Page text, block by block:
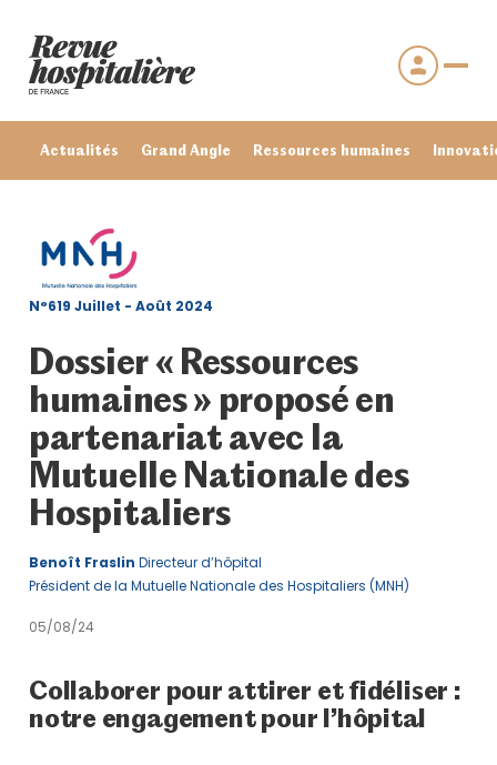
Actualités Grand Angle Ressources humaines
Se connecter
Mot de passe oublié ?
N°619 Juillet - Août 2024
Dossier « Ressources
humaines » proposé en
partenariat avec la
Mutuelle Nationale des
Hospitaliers
Benoît Fraslin Directeur d’hôpital
Président de la Mutuelle Nationale des Hospitaliers (MNH)
05/08/24
Collaborer pour attirer et fidéliser :
notre engagement pour l’hôpital